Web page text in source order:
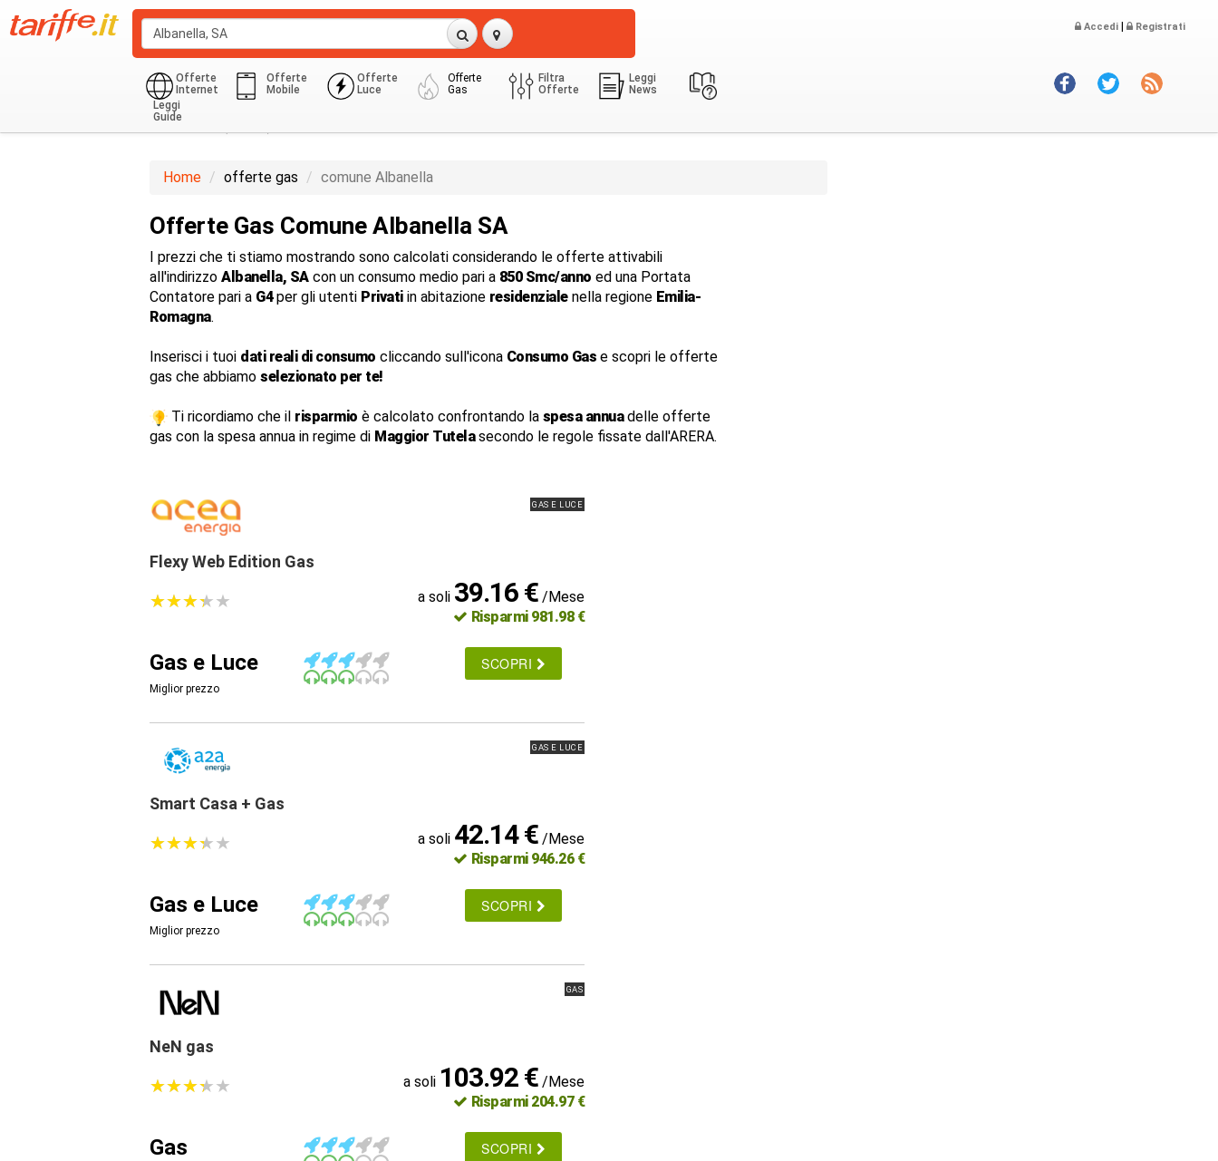
Accedi | Registrati
Offerte
Internet
Offerte
Mobile
Offerte
Luce
Offerte
Gas
Filtra
Offerte
Leggi
News
Leggi
Guide
Domestico (G1-G6)
Home offerte gas comune Albanella
Offerte Gas Comune Albanella SA
I prezzi che ti stiamo mostrando sono calcolati considerando le offerte attivabili
all'indirizzo Albanella, SAcon un consumo medio pari a 850 Smc/anno ed una Portata
Contatore pari a G4per gli utenti Privatiin abitazione residenzialenella regione Emilia-
Romagna.
Inserisci i tuoi dati reali di consumo cliccando sull'icona Consumo Gas e scopri le offerte
gas che abbiamo selezionato per te!
Ti ricordiamo che il risparmio è calcolato confrontando la spesa annuadelle offerte
gas con la spesa annua in regime di Maggior Tutelasecondo le regole fissate dall'ARERA.
GAS E LUCE
Flexy Web Edition Gas
★★★★★
★★★★★ a soli 39.16 € /Mese
Risparmi 981.98 €
Gas e Luce
Miglior prezzo
SCOPRI
GAS E LUCE
Smart Casa + Gas
★★★★★
★★★★★ a soli 42.14 € /Mese
Risparmi 946.26 €
Gas e Luce
Miglior prezzo
SCOPRI
GAS
NeN gas
★★★★★
★★★★★ a soli 103.92 € /Mese
Risparmi 204.97 €
Gas SCOPRI